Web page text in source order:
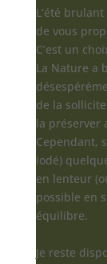
L’été
de vous
C’est un
La Nature a
de la
la préserver
Cependant,
iodé)
en lenteur
possible en
équilibre.
Je reste